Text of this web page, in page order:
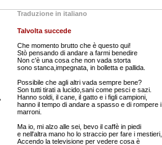
Traduzione in italiano
Talvolta succede
Che momento brutto che è questo qui!
Stò pensando di andare a farmi benedire
Non c'è una cosa che non vada storta
sono stanca,impegnata, in bolletta e pallida.
Possibile che agli altri vada sempre bene?
Son tutti tirati a lucido,sani come pesci e sazi.
Hanno soldi, il cane, il gatto e i figli campioni,
hanno il tempo di andare a spasso e di rompere i
marroni.
Ma io, mi alzo alle sei, bevo il caffè in piedi
e nell'altra mano ho lo straccio per fare i mestieri,
Accendo la televisione per vedere cosa è